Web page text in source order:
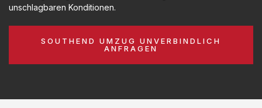
unschlagbaren Konditionen.
SOUTHEND UMZUG UNVERBINDLICH
ANFRAGEN